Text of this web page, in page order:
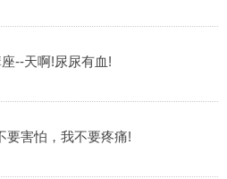
--天啊!尿尿有血!
要害怕，我不要疼痛!